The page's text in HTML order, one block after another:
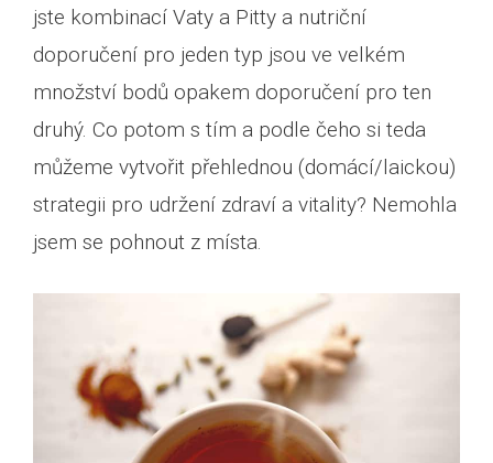
jste kombinací Vaty a Pitty a nutriční
doporučení pro jeden typ jsou ve velkém
množství bodů opakem doporučení pro ten
druhý. Co potom s tím a podle čeho si teda
můžeme vytvořit přehlednou (domácí/laickou)
strategii pro udržení zdraví a vitality? Nemohla
jsem se pohnout z místa.